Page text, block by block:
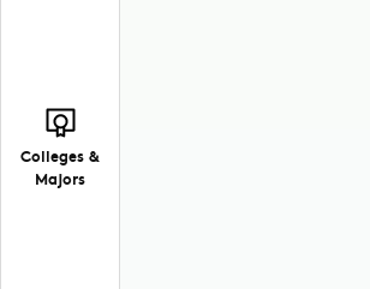
Colleges &
Majors